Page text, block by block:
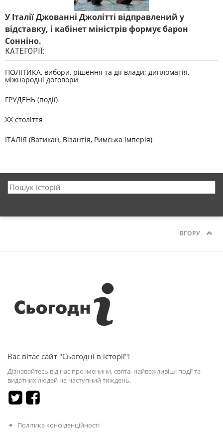
У Італії Джованні Джолітті відправлений у
відставку, і кабінет міністрів формує барон
Сонніно.
КАТЕГОРІЇ:
ПОЛІТИКА, вибори, рішення та дії влади; дипломатія,
міжнародні договори
ГРУДЕНЬ (події)
XX століття
ІТАЛІЯ (Ватикан, Візантія, Римська імперія)
ВГОРУ
Вас вітає сайт "Сьогодні в історії"!
Дізнавайтесь від нас про іменини, свята, найважливіші події та
видатних людей на наступний тиждень.
Політика конфіденційності